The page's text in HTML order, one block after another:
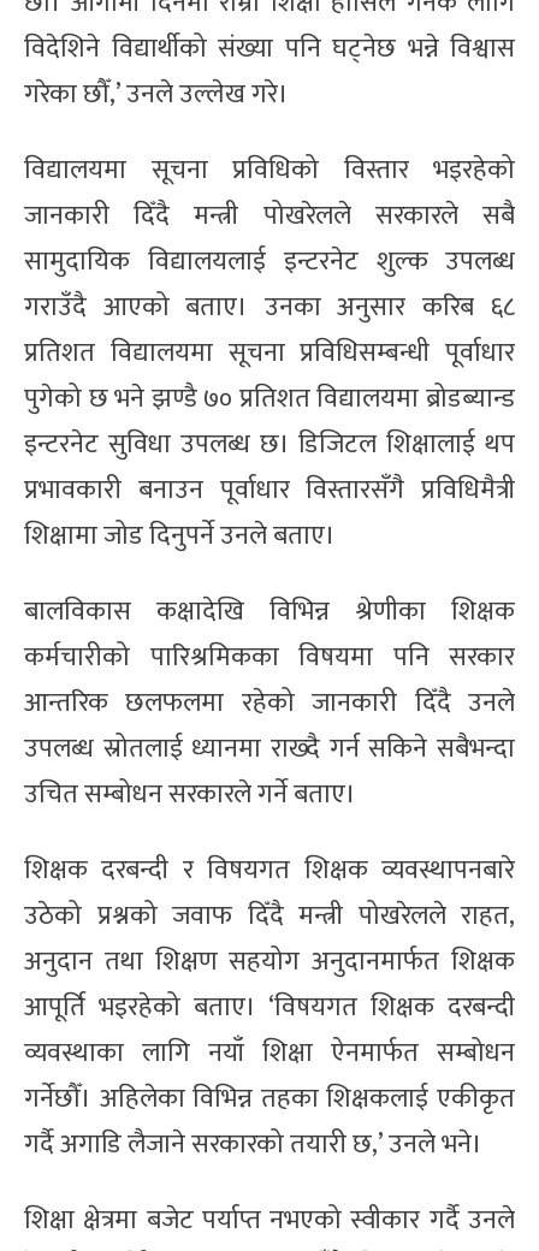
विदेशिने विद्यार्थीको संख्या पनि घट्नेछ भन्ने विश्वास
गरेका छौँ,’ उनले उल्लेख गरे।
विद्यालयमा सूचना प्रविधिको विस्तार भइरहेको
जानकारी दिँदै मन्त्री पोखरेलले सरकारले सबै
सामुदायिक विद्यालयलाई इन्टरनेट शुल्क उपलब्ध
गराउँदै आएको बताए। उनका अनुसार करिब ६८
प्रतिशत विद्यालयमा सूचना प्रविधिसम्बन्धी पूर्वाधार
पुगेको छ भने झण्डै ७० प्रतिशत विद्यालयमा ब्रोडब्यान्ड
इन्टरनेट सुविधा उपलब्ध छ। डिजिटल शिक्षालाई थप
प्रभावकारी बनाउन पूर्वाधार विस्तारसँगै प्रविधिमैत्री
शिक्षामा जोड दिनुपर्ने उनले बताए।
बालविकास कक्षादेखि विभिन्न श्रेणीका शिक्षक
कर्मचारीको पारिश्रमिकका विषयमा पनि सरकार
आन्तरिक छलफलमा रहेको जानकारी दिँदै उनले
उपलब्ध स्रोतलाई ध्यानमा राख्दै गर्न सकिने सबैभन्दा
उचित सम्बोधन सरकारले गर्ने बताए।
शिक्षक दरबन्दी र विषयगत शिक्षक व्यवस्थापनबारे
उठेको प्रश्नको जवाफ दिँदै मन्त्री पोखरेलले राहत,
अनुदान तथा शिक्षण सहयोग अनुदानमार्फत शिक्षक
आपूर्ति भइरहेको बताए। ‘विषयगत शिक्षक दरबन्दी
व्यवस्थाका लागि नयाँ शिक्षा ऐनमार्फत सम्बोधन
गर्नेछौँ। अहिलेका विभिन्न तहका शिक्षकलाई एकीकृत
गर्दै अगाडि लैजाने सरकारको तयारी छ,’ उनले भने।
शिक्षा क्षेत्रमा बजेट पर्याप्त नभएको स्वीकार गर्दै उनले